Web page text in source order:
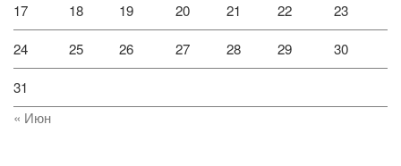
17 18 19 20 21 22 23
24 25 26 27 28 29 30
31
« Июн